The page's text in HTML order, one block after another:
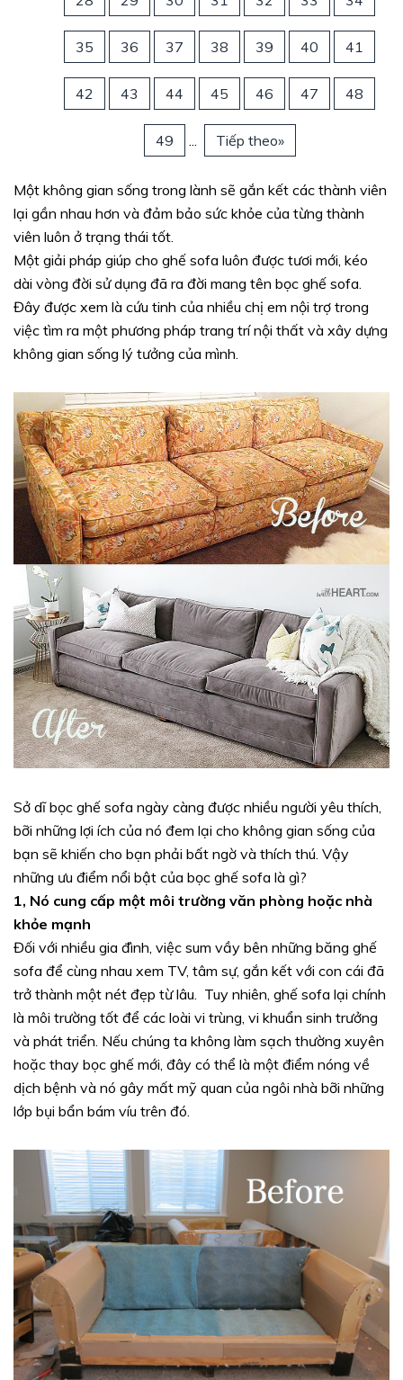
35 36 37 38 39 40 41
42 43 44 45 46 47 48
49 ... Tiếp theo»
Một không gian sống trong lành sẽ gắn kết các thành viên
lại gần nhau hơn và đảm bảo sức khỏe của từng thành
viên luôn ở trạng thái tốt.
Một giải pháp giúp cho ghế sofa luôn được tươi mới, kéo
dài vòng đời sử dụng đã ra đời mang tên bọc ghế sofa.
Đây được xem là cứu tinh của nhiều chị em nội trợ trong
việc tìm ra một phương pháp trang trí nội thất và xây dựng
không gian sống lý tưởng của mình.
Sở dĩ bọc ghế sofa ngày càng được nhiều người yêu thích,
bỡi những lợi ích của nó đem lại cho không gian sống của
bạn sẽ khiến cho bạn phải bất ngờ và thích thú. Vậy
những ưu điểm nổi bật của bọc ghế sofa là gì?
1, Nó cung cấp một môi trường văn phòng hoặc nhà
khỏe mạnh
Đối với nhiều gia đình, việc sum vầy bên những băng ghế
sofa để cùng nhau xem TV, tâm sự, gắn kết với con cái đã
trở thành một nét đẹp từ lâu. Tuy nhiên, ghế sofa lại chính
là môi trường tốt để các loài vi trùng, vi khuẩn sinh trưởng
và phát triển. Nếu chúng ta không làm sạch thường xuyên
hoặc thay bọc ghế mới, đây có thể là một điểm nóng về
dịch bệnh và nó gây mất mỹ quan của ngôi nhà bỡi những
lớp bụi bẩn bám víu trên đó.